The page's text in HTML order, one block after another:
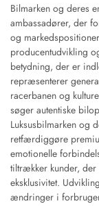
Bilmarken og deres
ambassadører, der
og
producentudvikling
betydning, der er
repræsenterer
racerbanen og
søger autentiske
Luksusbilmarken og
retfærdiggøre
emotionelle
tiltrækker kunder,
eksklusivitet.
ændringer i